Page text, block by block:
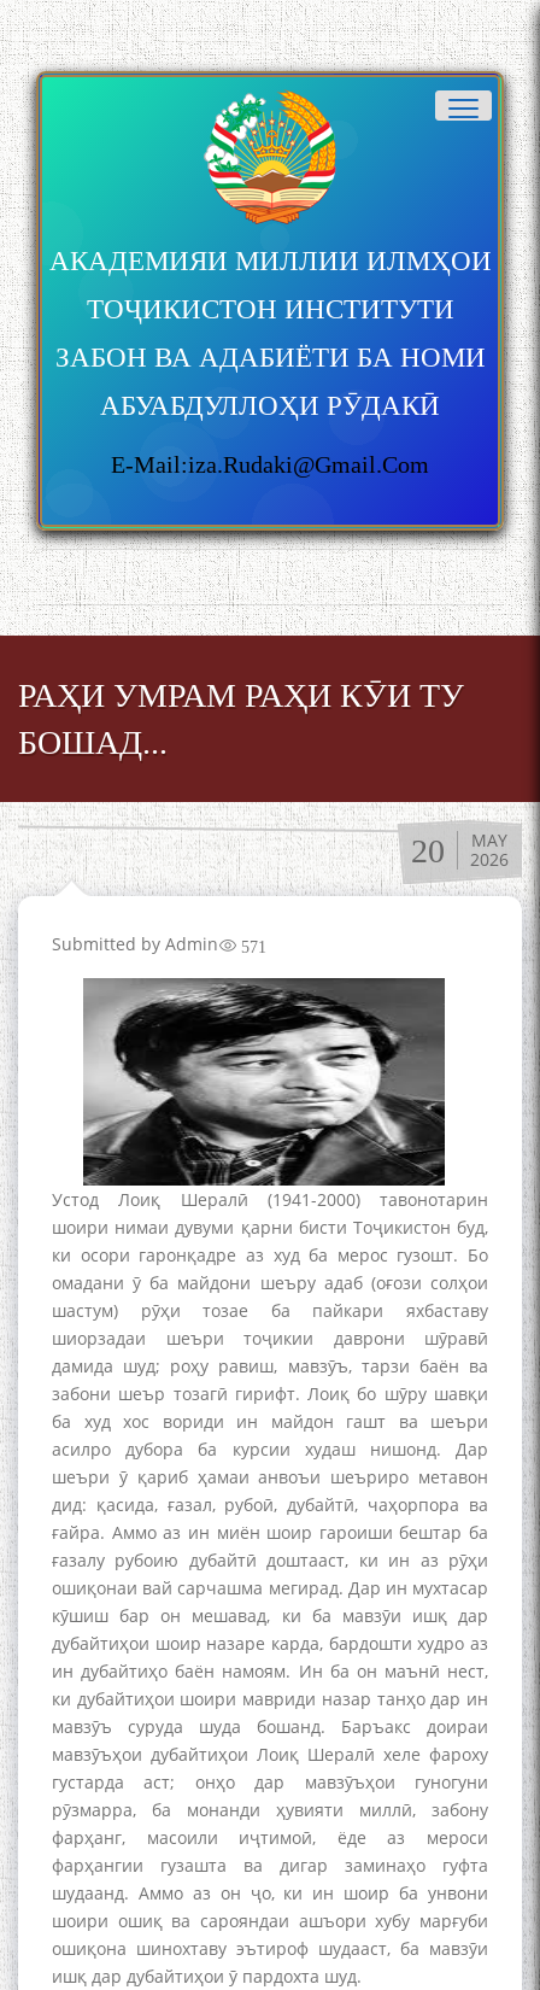
АКАДЕМИЯИ МИЛЛИИ ИЛМҲОИ
ТОҶИКИСТОН ИНСТИТУТИ
ЗАБОН ВА АДАБИЁТИ БА НОМИ
АБУАБДУЛЛОҲИ РӮДАКӢ
E-Mail:iza.rudaki@gmail.com
РАҲИ УМРАМ РАҲИ КӮИ ТУ
БОШАД...
20
MAY
2026
Submitted by Admin 571
Устод Лоиқ Шералӣ (1941-2000) тавонотарин
шоири нимаи дувуми қарни бисти Тоҷикистон буд,
ки осори гаронқадре аз худ ба мерос гузошт. Бо
омадани ӯ ба майдони шеъру адаб (оғози солҳои
шастум) рӯҳи тозае ба пайкари яхбаставу
шиорзадаи шеъри тоҷикии даврони шӯравӣ
дамида шуд; роҳу равиш, мавзӯъ, тарзи баён ва
забони шеър тозагӣ гирифт. Лоиқ бо шӯру шавқи
ба худ хос вориди ин майдон гашт ва шеъри
асилро дубора ба курсии худаш нишонд. Дар
шеъри ӯ қариб ҳамаи анвоъи шеъриро метавон
дид: қасида, ғазал, рубоӣ, дубайтӣ, чаҳорпора ва
ғайра. Аммо аз ин миён шоир гароиши бештар ба
ғазалу рубоию дубайтӣ доштааст, ки ин аз рӯҳи
ошиқонаи вай сарчашма мегирад. Дар ин мухтасар
кӯшиш бар он мешавад, ки ба мавзӯи ишқ дар
дубайтиҳои шоир назаре карда, бардошти худро аз
ин дубайтиҳо баён намоям. Ин ба он маънӣ нест,
ки дубайтиҳои шоири мавриди назар танҳо дар ин
мавзӯъ суруда шуда бошанд. Баръакс доираи
мавзӯъҳои дубайтиҳои Лоиқ Шералӣ хеле фароху
густарда аст; онҳо дар мавзӯъҳои гуногуни
рӯзмарра, ба монанди ҳувияти миллӣ, забону
фарҳанг, масоили иҷтимоӣ, ёде аз мероси
фарҳангии гузашта ва дигар заминаҳо гуфта
шудаанд. Аммо аз он ҷо, ки ин шоир ба унвони
шоири ошиқ ва сарояндаи ашъори хубу марғуби
ошиқона шинохтаву эътироф шудааст, ба мавзӯи
ишқ дар дубайтиҳои ӯ пардохта шуд.